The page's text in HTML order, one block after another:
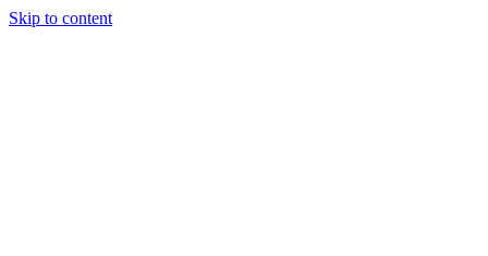
Skip to content